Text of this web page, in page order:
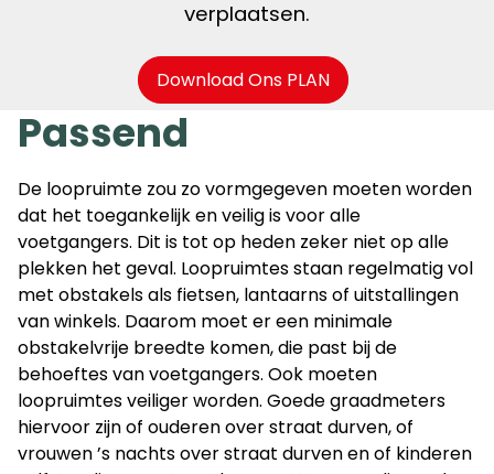
verplaatsen.
Download Ons PLAN
Passend
De loopruimte zou zo vormgegeven moeten worden
dat het toegankelijk en veilig is voor alle
voetgangers. Dit is tot op heden zeker niet op alle
plekken het geval. Loopruimtes staan regelmatig vol
met obstakels als fietsen, lantaarns of uitstallingen
van winkels. Daarom moet er een minimale
obstakelvrije breedte komen, die past bij de
behoeftes van voetgangers. Ook moeten
loopruimtes veiliger worden. Goede graadmeters
hiervoor zijn of ouderen over straat durven, of
vrouwen ’s nachts over straat durven en of kinderen